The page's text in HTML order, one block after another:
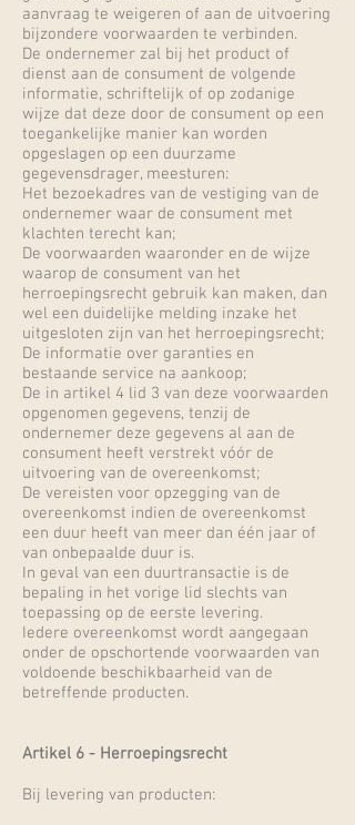
aanvraag te weigeren of aan de uitvoering
bijzondere voorwaarden te verbinden.
De ondernemer zal bij het product of
dienst aan de consument de volgende
informatie, schriftelijk of op zodanige
wijze dat deze door de consument op een
toegankelijke manier kan worden
opgeslagen op een duurzame
gegevensdrager, meesturen:
Het bezoekadres van de vestiging van de
ondernemer waar de consument met
klachten terecht kan;
De voorwaarden waaronder en de wijze
waarop de consument van het
herroepingsrecht gebruik kan maken, dan
wel een duidelijke melding inzake het
uitgesloten zijn van het herroepingsrecht;
De informatie over garanties en
bestaande service na aankoop;
De in artikel 4 lid 3 van deze voorwaarden
opgenomen gegevens, tenzij de
ondernemer deze gegevens al aan de
consument heeft verstrekt vóór de
uitvoering van de overeenkomst;
De vereisten voor opzegging van de
overeenkomst indien de overeenkomst
een duur heeft van meer dan één jaar of
van onbepaalde duur is.
In geval van een duurtransactie is de
bepaling in het vorige lid slechts van
toepassing op de eerste levering.
Iedere overeenkomst wordt aangegaan
onder de opschortende voorwaarden van
voldoende beschikbaarheid van de
betreffende producten.
Artikel 6 - Herroepingsrecht
Bij levering van producten: